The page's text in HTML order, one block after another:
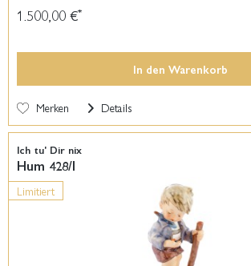
1.500,00 €*
In den Warenkorb
Merken Details
Limitiert
Ich tu' Dir nix
Hum 428/I